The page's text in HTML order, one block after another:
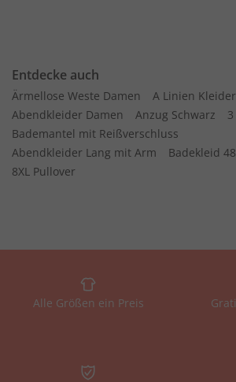
Entdecke auch
Ärmellose Weste Damen
A Linien Kleider
Abendkleider Damen
Anzug Schwarz
Bademantel mit Reißverschluss
Abendkleider Lang mit Arm
Badekleid 48
8XL Pullover
Alle Größen ein Preis